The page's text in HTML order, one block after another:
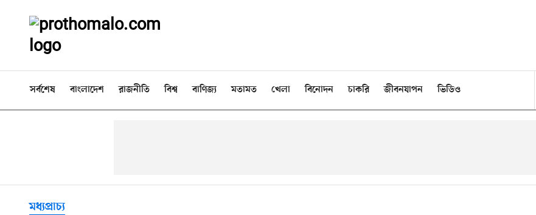
সর্বশেষ বাংলাদেশ রাজনীতি বিশ্ব বাণিজ্য মতামত খেলা বিনোদন চাকরি জীবনযাপন ভিডিও
মধ্যপ্রাচ্য